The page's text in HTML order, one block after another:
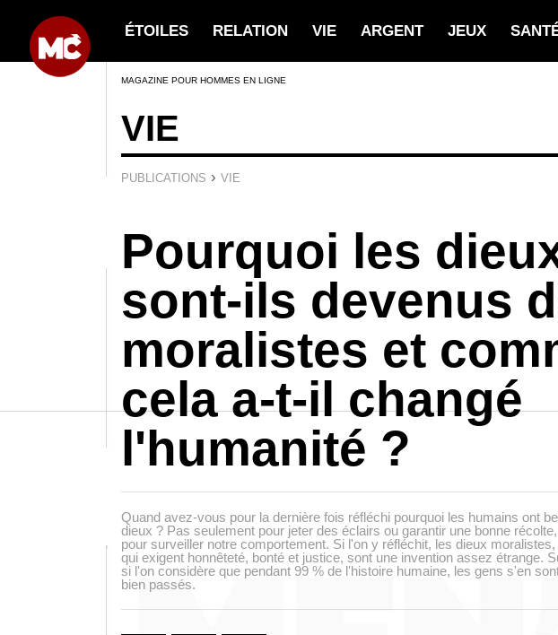
ÉTOILES RELATION VIE ARGENT JEUX
MAGAZINE POUR HOMMES EN LIGNE
VIE
PUBLICATIONS › VIE
Pourquoi les
sont-ils devenus
moralistes et
cela a-t-il changé
l'humanité ?
Quand avez-vous pour la dernière fois réfléchi pourquoi les humains ont
dieux ? Pas seulement pour jeter des éclairs ou garantir une bonne
pour surveiller notre comportement. Si l'on y réfléchit, les dieux
qui exigent honnêteté, bonté et justice, sont une invention assez étrange.
si l'on considère que pendant 99 % de l'histoire humaine, les gens s'en
bien passés.